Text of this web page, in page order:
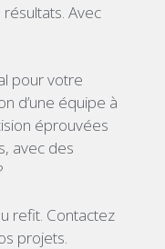
Avec
pour votre
d’une équipe à
éprouvées
avec des
refit. Contactez
projets.